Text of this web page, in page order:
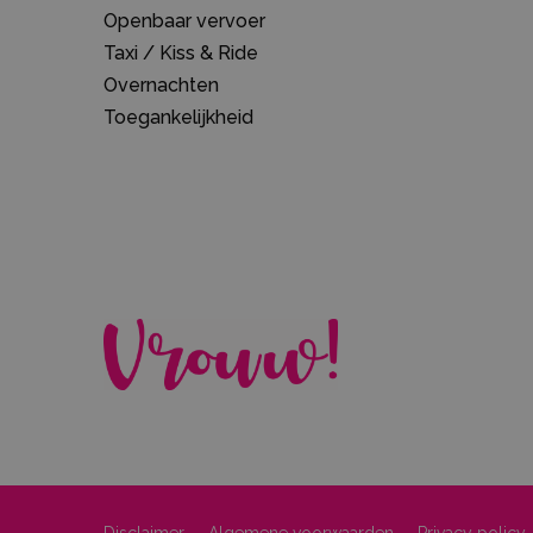
Openbaar vervoer
Taxi / Kiss & Ride
Overnachten
Toegankelijkheid